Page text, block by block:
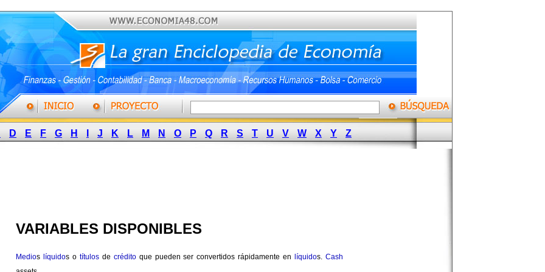
D E F G H J K L M N O P Q R S T U V W X Y Z
VARIABLES DISPONIBLES
Medios líquidos o títulosde créditoque pueden ser convertidos rápidamente en líquidos.Cash